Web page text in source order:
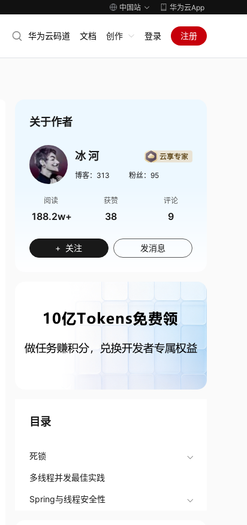
中国站 华为云App
华为云码道 文档 创作 登录 注册
关于作者
冰 河
博客： 313 粉丝： 95
阅读
188.2w+
获赞
38
评论
9
+ 关注 发消息
目录
死锁
多线程并发最佳实践
Spring与线程安全性